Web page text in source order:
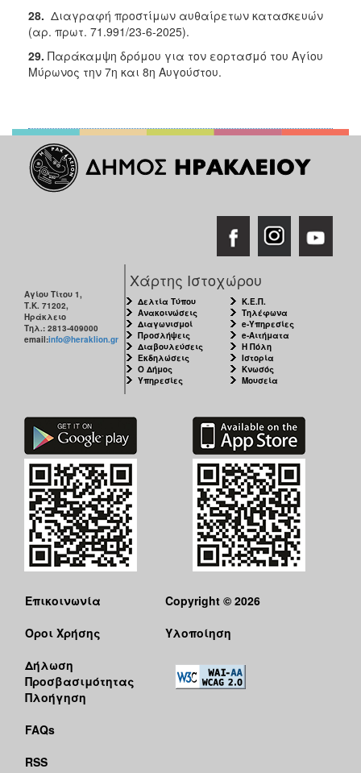
28. Διαγραφή προστίμων αυθαίρετων κατασκευών
(αρ. πρωτ. 71.991/23-6-2025).
29. Παράκαμψη δρόμου για τον εορτασμό του Αγίου
Μύρωνος την 7η και 8η Αυγούστου.
Αγίου Τίτου 1,
Τ.Κ. 71202,
Ηράκλειο
Τηλ.: 2813-409000
email:info@heraklion.gr
Χάρτης Ιστοχώρου
Δελτία Τύπου
Ανακοινώσεις
Διαγωνισμοί
Προσλήψεις
Διαβουλεύσεις
Εκδηλώσεις
Ο Δήμος
Υπηρεσίες
Κ.Ε.Π.
Τηλέφωνα
e-Υπηρεσίες
e-Αιτήματα
Η Πόλη
Ιστορία
Κνωσός
Μουσεία
Επικοινωνία
Όροι Χρήσης
Δήλωση
Προσβασιμότητας
Πλοήγηση
FAQs
RSS
Copyright © 2026
Υλοποίηση